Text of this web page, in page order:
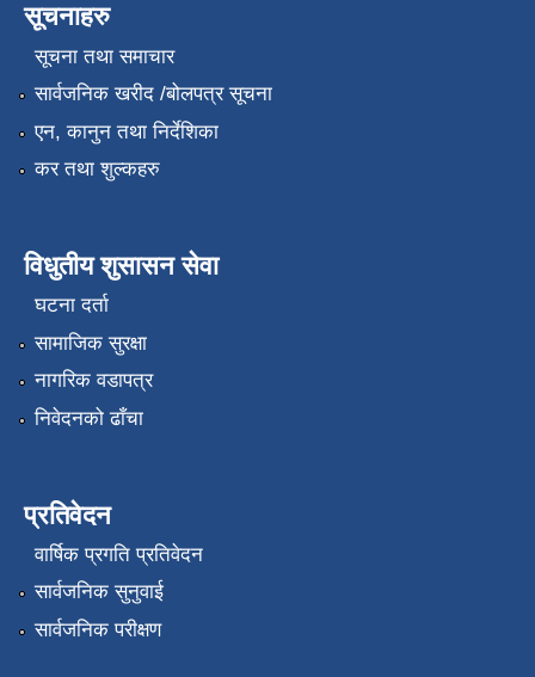
सूचनाहरु
सूचना तथा समाचार
सार्वजनिक खरीद /बोलपत्र सूचना
एन, कानुन तथा निर्देशिका
कर तथा शुल्कहरु
विधुतीय शुसासन सेवा
घटना दर्ता
सामाजिक सुरक्षा
नागरिक वडापत्र
निवेदनको ढाँचा
प्रतिवेदन
वार्षिक प्रगति प्रतिवेदन
सार्वजनिक सुनुवाई
सार्वजनिक परीक्षण